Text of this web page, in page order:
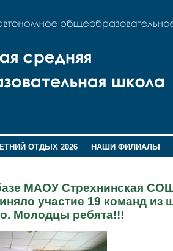
ОТДЫХ 2026
НАШИ ФИЛИАЛЫ
МАОУ Стрехнинская
участие 19 команд
Молодцы ребята!!!